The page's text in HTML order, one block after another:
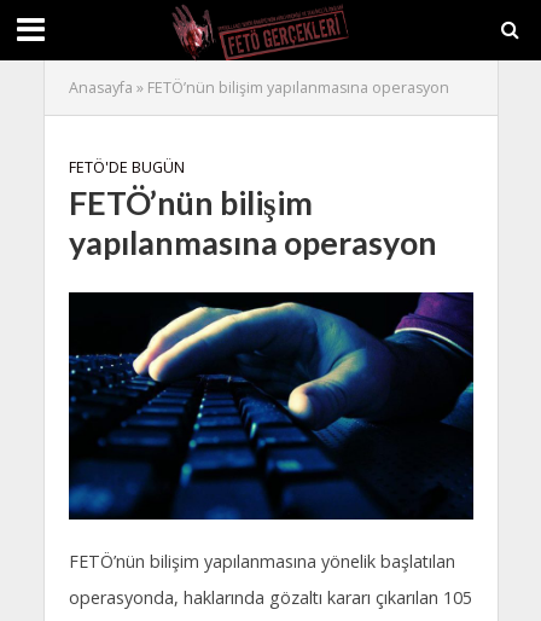
Anasayfa » FETÖ’nün bilişim yapılanmasına operasyon
FETÖ'DE BUGÜN
FETÖ’nün bilişim
yapılanmasına operasyon
FETÖ’nün bilişim yapılanmasına yönelik başlatılan
operasyonda, haklarında gözaltı kararı çıkarılan 105